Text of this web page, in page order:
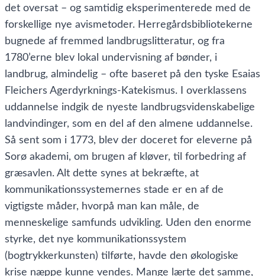
det oversat – og samtidig eksperimenterede med de
forskellige nye avismetoder. Herregårdsbibliotekerne
bugnede af fremmed landbrugslitteratur, og fra
1780’erne blev lokal undervisning af bønder, i
landbrug, almindelig – ofte baseret på den tyske Esaias
Fleichers Agerdyrknings-Katekismus. I overklassens
uddannelse indgik de nyeste landbrugsvidenskabelige
landvindinger, som en del af den almene uddannelse.
Så sent som i 1773, blev der doceret for eleverne på
Sorø akademi, om brugen af kløver, til forbedring af
græsavlen. Alt dette synes at bekræfte, at
kommunikationssystemernes stade er en af de
vigtigste måder, hvorpå man kan måle, de
menneskelige samfunds udvikling. Uden den enorme
styrke, det nye kommunikationssystem
(bogtrykkerkunsten) tilførte, havde den økologiske
krise næppe kunne vendes. Mange lærte det samme,